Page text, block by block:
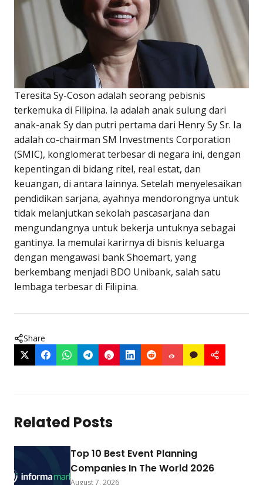
Teresita Sy-Coson adalah seorang pebisnis
terkemuka di Filipina. Ia adalah anak sulung dari
anak-anak Sy dan putri pertama dari Henry Sy Sr. Ia
adalah co-chairman SM Investments Corporation
(SMIC), konglomerat terbesar di negara ini, dengan
kepentingan di bidang ritel, real estat, dan
keuangan, di antara lainnya. Setelah menyelesaikan
pendidikan sarjana, ayahnya mendorongnya untuk
tidak melanjutkan sekolah pascasarjana dan
mengundangnya untuk bekerja untuknya sebagai
gantinya. Ia memulai karirnya di bisnis keluarga
dengan mengawasi bank Shoemart, yang
berkembang menjadi BDO Unibank, salah satu
lembaga terbesar di Filipina.
Share
Related Posts
Top 10 Best Event Planning
Companies In The World 2026
August 7, 2026